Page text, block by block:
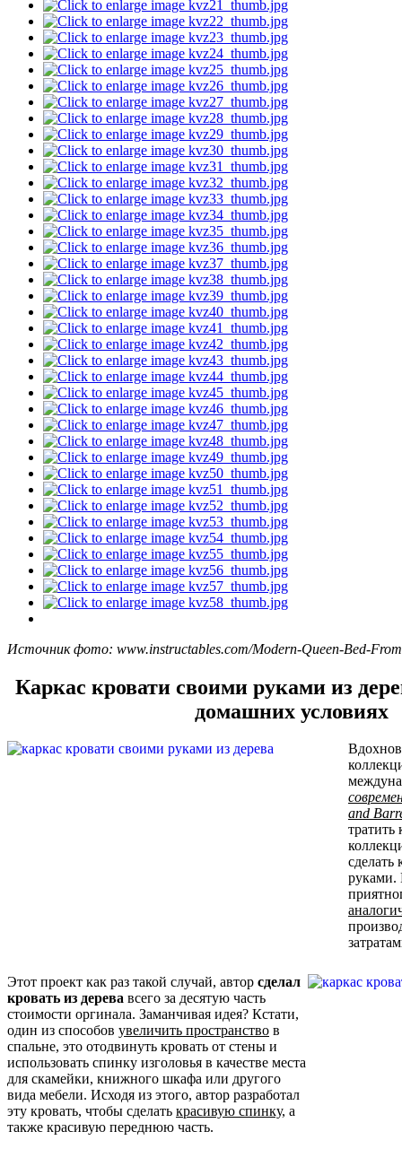
Источник фото: www.instructables.com/Modern-Queen-Bed-
Каркас кровати своими руками из
домашних условиях
and
тратить
сделать
руками.
Этот проект как раз такой случай, автор сделал
кровать из дерева всего за десятую часть
стоимости оргинала. Заманчивая идея? Кстати,
один из способов увеличить пространство в
спальне, это отодвинуть кровать от стены и
использовать спинку изголовья в качестве места
для скамейки, книжного шкафа или другого
вида мебели. Исходя из этого, автор разработал
эту кровать, чтобы сделать красивую спинку, а
также красивую переднюю часть.